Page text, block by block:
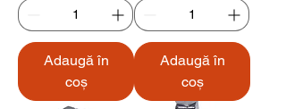
Adaugă în
coș
Adaugă în
coș